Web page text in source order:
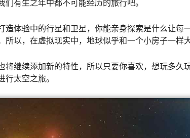
有生之年中都不可能经历的旅行吧。
体验中的行星和卫星，你能亲身探索是什么让每
以，在虚拟现实中，地球似乎和一个小房子一样大
继续添加新的特性，所以只要你喜欢，想玩多久
太空之旅。